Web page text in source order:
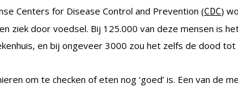
Centers for Disease Control and Prevention (CDC)
ziek door voedsel. Bij 125.000 van deze mensen is
en bij ongeveer 3000 zou het zelfs de dood tot
om te checken of eten nog ‘goed’ is. Een van de